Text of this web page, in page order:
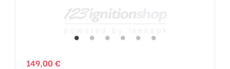
149,00 €